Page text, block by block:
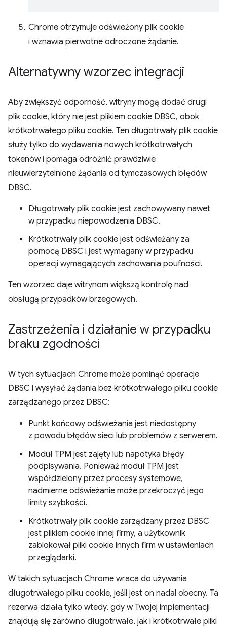
Chrome otrzymuje odświeżony plik cookie
i wznawia pierwotne odroczone żądanie.
Alternatywny wzorzec integracji
Aby zwiększyć odporność, witryny mogą dodać drugi
plik cookie, który nie jest plikiem cookie DBSC, obok
krótkotrwałego pliku cookie. Ten długotrwały plik cookie
służy tylko do wydawania nowych krótkotrwałych
tokenów i pomaga odróżnić prawdziwie
nieuwierzytelnione żądania od tymczasowych błędów
DBSC.
Długotrwały plik cookie jest zachowywany nawet
w przypadku niepowodzenia DBSC.
Krótkotrwały plik cookie jest odświeżany za
pomocą DBSC i jest wymagany w przypadku
operacji wymagających zachowania poufności.
Ten wzorzec daje witrynom większą kontrolę nad
obsługą przypadków brzegowych.
Zastrzeżenia i działanie w przypadku
braku zgodności
W tych sytuacjach Chrome może pominąć operacje
DBSC i wysyłać żądania bez krótkotrwałego pliku cookie
zarządzanego przez DBSC:
Punkt końcowy odświeżania jest niedostępny
z powodu błędów sieci lub problemów z serwerem.
Moduł TPM jest zajęty lub napotyka błędy
podpisywania. Ponieważ moduł TPM jest
współdzielony przez procesy systemowe,
nadmierne odświeżanie może przekroczyć jego
limity szybkości.
Krótkotrwały plik cookie zarządzany przez DBSC
jest plikiem cookie innej firmy, a użytkownik
zablokował pliki cookie innych firm w ustawieniach
przeglądarki.
W takich sytuacjach Chrome wraca do używania
długotrwałego pliku cookie, jeśli jest on nadal obecny. Ta
rezerwa działa tylko wtedy, gdy w Twojej implementacji
znajdują się zarówno długotrwałe, jak i krótkotrwałe pliki